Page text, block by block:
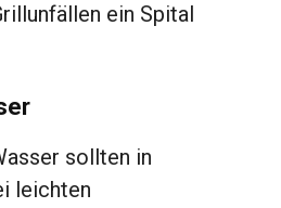
ein Spital
sollten in
leichten